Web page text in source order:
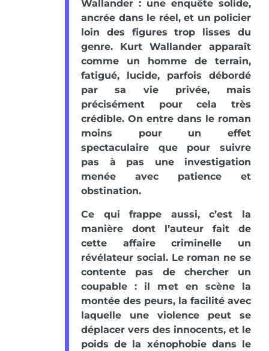
Wallander : une enquête solide,
ancrée dans le réel, et un policier
loin des figures trop lisses du
genre. Kurt Wallander apparaît
comme un homme de terrain,
fatigué, lucide, parfois débordé
par sa vie privée, mais
précisément pour cela très
crédible. On entre dans le roman
moins pour un effet
spectaculaire que pour suivre
pas à pas une investigation
menée avec patience et
obstination.
Ce qui frappe aussi, c’est la
manière dont l’auteur fait de
cette affaire criminelle un
révélateur social. Le roman ne se
contente pas de chercher un
coupable : il met en scène la
montée des peurs, la facilité avec
laquelle une violence peut se
déplacer vers des innocents, et le
poids de la xénophobie dans le